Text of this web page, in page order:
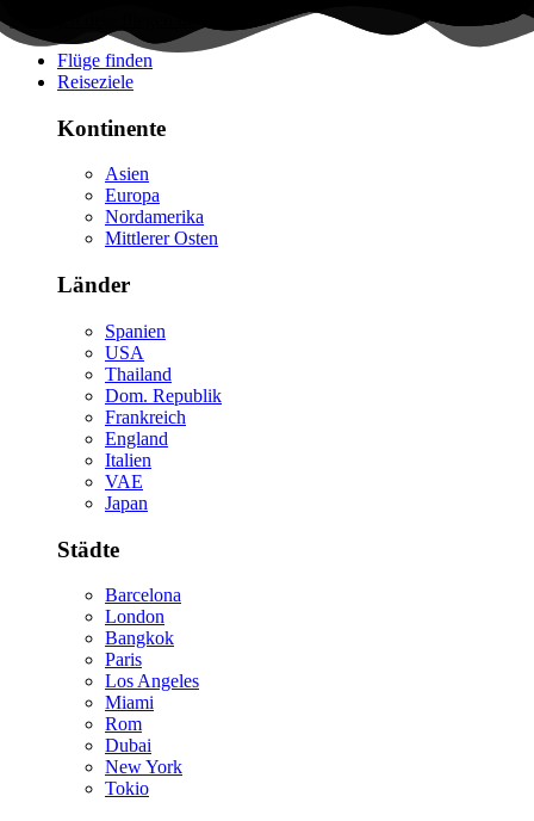
Flüge finden
Reiseziele
Kontinente
Asien
Europa
Nordamerika
Mittlerer Osten
Länder
Spanien
USA
Thailand
Dom. Republik
Frankreich
England
Italien
VAE
Japan
Städte
Barcelona
London
Bangkok
Paris
Los Angeles
Miami
Rom
Dubai
New York
Tokio